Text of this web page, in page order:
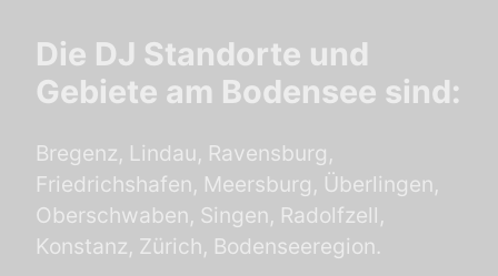
Die DJ Standorte und
Gebiete am Bodensee sind:
Bregenz, Lindau, Ravensburg,
Friedrichshafen, Meersburg, Überlingen,
Oberschwaben, Singen, Radolfzell,
Konstanz, Zürich, Bodenseeregion.